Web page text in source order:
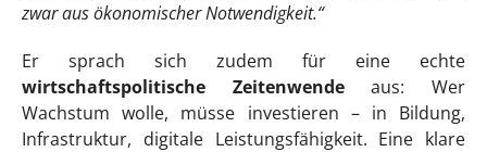
zwar aus ökonomischer Notwendigkeit.“
Er sprach sich zudem für eine echte
wirtschaftspolitische Zeitenwendeaus: Wer
Wachstum wolle, müsse investieren – in Bildung,
Infrastruktur, digitale Leistungsfähigkeit. Eine klare